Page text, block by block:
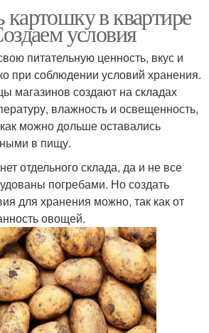
картошку в квартире
условия
питательную ценность, вкус и
при соблюдении условий хранения.
магазинов создают на складах
влажность и освещенность,
можно дольше оставались
в пищу.
отдельного склада, да и не все
погребами. Но создать
для хранения можно, так как от
овощей.